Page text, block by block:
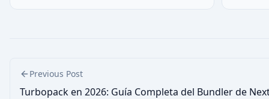
Previous Post
Turbopack en 2026: Guía Completa del Bundler de